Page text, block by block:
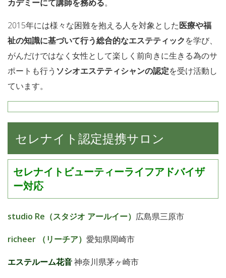
カデミーにて講師を務める。
2015年には様々な困難を抱える人を対象とした医療や福
祉の知識に基づいて行う総合的なエステティックを学び、
がんだけではなく女性として楽しく前向きに生きる為のサ
ポートも行う ソシオエステティシャンの認定を受け活動し
ています。
セレナイト認定提携サロン
セレナイトビューティーライフアドバイザ
ー対応
studio Re（スタジオ アールイー） 広島県三原市
richeer （リーチア） 愛知県岡崎市
エステルーム花音神奈川県茅ヶ崎市